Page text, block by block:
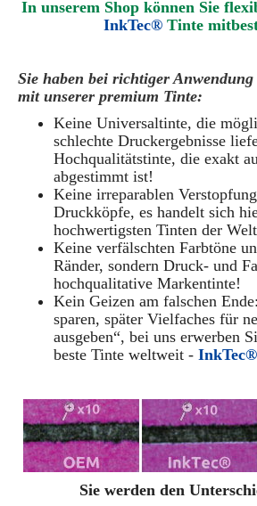
In unserem Shop können Sie
InkTec® Tinte
Sie haben bei richtiger
mit unserer premium Tinte:
Keine Universaltinte, die
schlechte Druckergebnisse
Hochqualitätstinte, die exakt
abgestimmt ist!
Keine irreparablen
Druckköpfe, es handelt sich
hochwertigsten Tinten der
Keine verfälschten Farbtöne
Ränder, sondern Druck- und
hochqualitative Markentinte!
Kein Geizen am falschen
sparen, später Vielfaches für
ausgeben“, bei uns erwerben
beste Tinte weltweit - InkTec®
Sie werden den